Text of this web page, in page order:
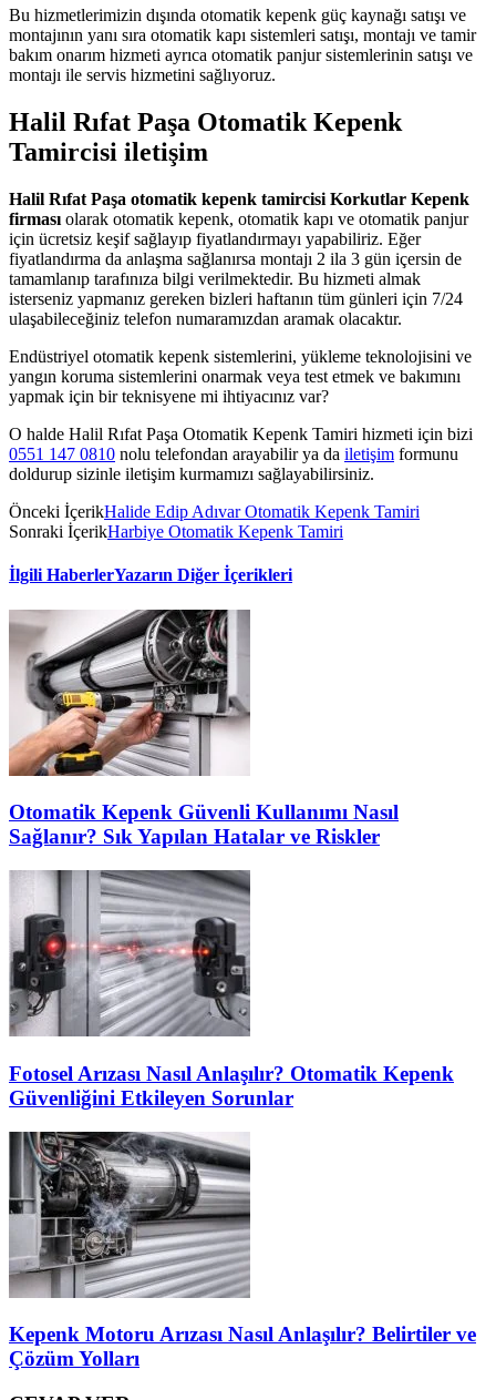
Bu hizmetlerimizin dışında otomatik kepenk güç kaynağı satışı ve
montajının yanı sıra otomatik kapı sistemleri satışı, montajı ve tamir
bakım onarım hizmeti ayrıca otomatik panjur sistemlerinin satışı ve
montajı ile servis hizmetini sağlıyoruz.
Halil Rıfat Paşa Otomatik Kepenk
Tamircisi iletişim
Halil Rıfat Paşa otomatik kepenk tamircisi Korkutlar Kepenk
firması olarak otomatik kepenk, otomatik kapı ve otomatik panjur
için ücretsiz keşif sağlayıp fiyatlandırmayı yapabiliriz. Eğer
fiyatlandırma da anlaşma sağlanırsa montajı 2 ila 3 gün içersin de
tamamlanıp tarafınıza bilgi verilmektedir. Bu hizmeti almak
isterseniz yapmanız gereken bizleri haftanın tüm günleri için 7/24
ulaşabileceğiniz telefon numaramızdan aramak olacaktır.
Endüstriyel otomatik kepenk sistemlerini, yükleme teknolojisini ve
yangın koruma sistemlerini onarmak veya test etmek ve bakımını
yapmak için bir teknisyene mi ihtiyacınız var?
O halde Halil Rıfat Paşa Otomatik Kepenk Tamiri hizmeti için bizi
0551 147 0810 nolu telefondan arayabilir ya da iletişim formunu
doldurup sizinle iletişim kurmamızı sağlayabilirsiniz.
Önceki İçerikHalide Edip Adıvar Otomatik Kepenk Tamiri
Sonraki İçerikHarbiye Otomatik Kepenk Tamiri
İlgili HaberlerYazarın Diğer İçerikleri
Otomatik Kepenk Güvenli Kullanımı Nasıl
Sağlanır? Sık Yapılan Hatalar ve Riskler
Fotosel Arızası Nasıl Anlaşılır? Otomatik Kepenk
Güvenliğini Etkileyen Sorunlar
Kepenk Motoru Arızası Nasıl Anlaşılır? Belirtiler ve
Çözüm Yolları